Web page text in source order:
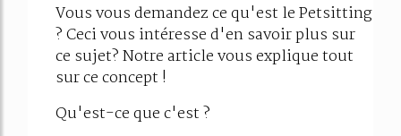
Vous vous demandez ce qu'est le Petsitting
? Ceci vous intéresse d'en savoir plus sur
ce sujet? Notre article vous explique tout
sur ce concept !
Qu'est-ce que c'est ?